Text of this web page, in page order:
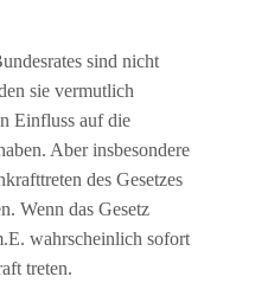
sind nicht
sie vermutlich
Einfluss auf die
Aber insbesondere
des Gesetzes
Wenn das Gesetz
wahrscheinlich sofort
treten.